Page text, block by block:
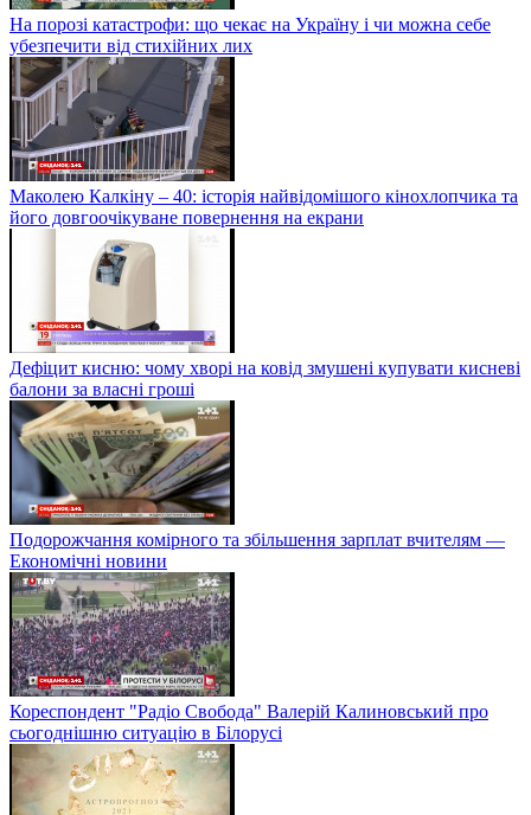
На порозі катастрофи: що чекає на Україну і чи можна себе
убезпечити від стихійних лих
Маколею Калкіну – 40: історія найвідомішого кінохлопчика та
його довгоочікуване повернення на екрани
Дефіцит кисню: чому хворі на ковід змушені купувати кисневі
балони за власні гроші
Подорожчання комірного та збільшення зарплат вчителям —
Економічні новини
Кореспондент "Радіо Свобода" Валерій Калиновський про
сьогоднішню ситуацію в Білорусі